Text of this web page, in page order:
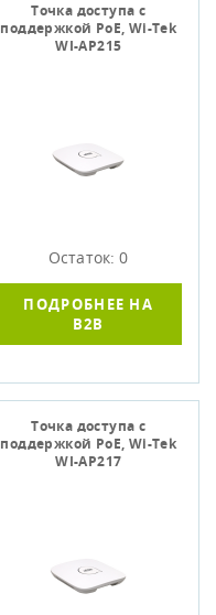
Точка доступа c
поддержкой PoE, Wi-Tek
WI-AP215
Остаток: 0
ПОДРОБНЕЕ НА
B2B
Точка доступа c
поддержкой PoE, Wi-Tek
WI-AP217